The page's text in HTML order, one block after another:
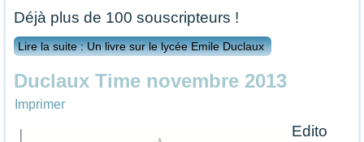
Déjà plus de 100 souscripteurs !
Lire la suite : Un livre sur le lycée Emile Duclaux
Duclaux Time novembre 2013
Imprimer
Edito